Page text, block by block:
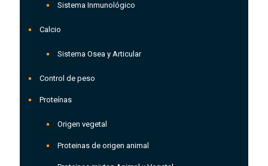
Sistema Inmunológico
Calcio
Sistema Osea y Articular
Control de peso
Proteínas
Origen vegetal
Proteinas de origen animal